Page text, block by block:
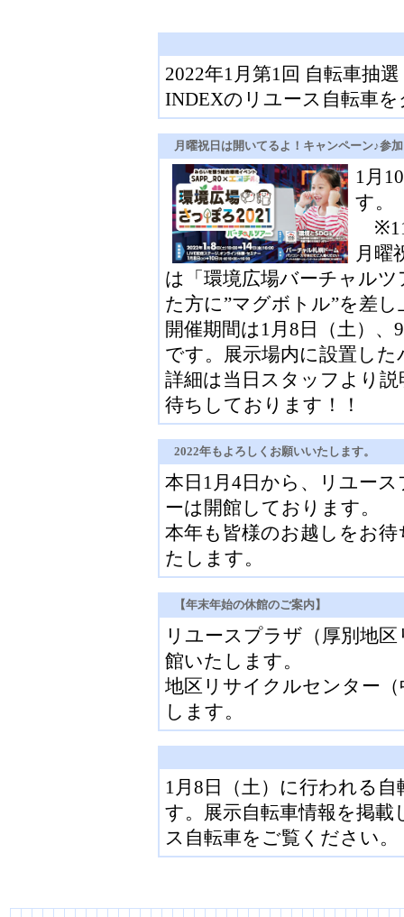
2022年1月第1回 自転車抽
INDEXのリユース自転車
月曜祝日は開いてるよ！キャンペーン♪参
1月
す。
月曜
は「環境広場バーチャル
た方に”マグボトル”を差
開催期間は1月8日（土）、
です。展示場内に設置し
詳細は当日スタッフより
待ちしております！！
2022年もよろしくお願いいたします。
本日1月4日から、リユー
ーは開館しております。
本年も皆様のお越しをお
たします。
【年末年始の休館のご案内】
リユースプラザ（厚別地
館いたします。
地区リサイクルセンター
します。
1月8日（土）に行われる
す。展示自転車情報を掲
ス自転車をご覧ください。